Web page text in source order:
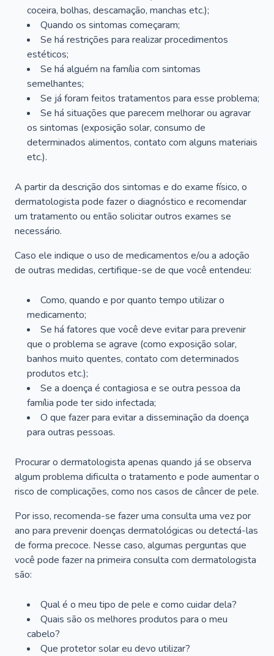
coceira, bolhas, descamação, manchas etc.);
Quando os sintomas começaram;
Se há restrições para realizar procedimentos
estéticos;
Se há alguém na família com sintomas
semelhantes;
Se já foram feitos tratamentos para esse problema;
Se há situações que parecem melhorar ou agravar
os sintomas (exposição solar, consumo de
determinados alimentos, contato com alguns materiais
etc.).
A partir da descrição dos sintomas e do exame físico, o
dermatologista pode fazer o diagnóstico e recomendar
um tratamento ou então solicitar outros exames se
necessário.
Caso ele indique o uso de medicamentos e/ou a adoção
de outras medidas, certifique-se de que você entendeu:
Como, quando e por quanto tempo utilizar o
medicamento;
Se há fatores que você deve evitar para prevenir
que o problema se agrave (como exposição solar,
banhos muito quentes, contato com determinados
produtos etc.);
Se a doença é contagiosa e se outra pessoa da
família pode ter sido infectada;
O que fazer para evitar a disseminação da doença
para outras pessoas.
Procurar o dermatologista apenas quando já se observa
algum problema dificulta o tratamento e pode aumentar o
risco de complicações, como nos casos de câncer de pele.
Por isso, recomenda-se fazer uma consulta uma vez por
ano para prevenir doenças dermatológicas ou detectá-las
de forma precoce. Nesse caso, algumas perguntas que
você pode fazer na primeira consulta com dermatologista
são:
Qual é o meu tipo de pele e como cuidar dela?
Quais são os melhores produtos para o meu
cabelo?
Que protetor solar eu devo utilizar?